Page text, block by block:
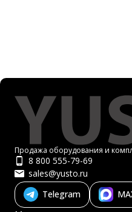
Продажа оборудования и
8 800 555-79-69
sales@yusto.ru
Telegram